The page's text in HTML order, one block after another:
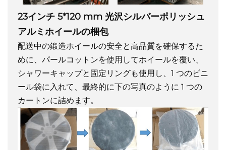
23インチ 5*120 mm 光沢シルバーポリッシュ
アルミホイールの梱包
配送中の鍛造ホイールの安全と高品質を確保するた
めに、パールコットンを使用してホイールを覆い、
シャワーキャップと固定リングも使用し、1 つのビニ
ール袋に入れて、最終的に下の写真のように 1 つの
カートンに詰めます。